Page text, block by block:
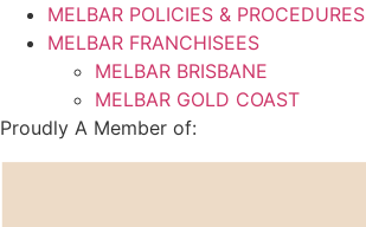
MELBAR POLICIES & PROCEDURES
MELBAR FRANCHISEES
MELBAR BRISBANE
MELBAR GOLD COAST
Proudly A Member of: